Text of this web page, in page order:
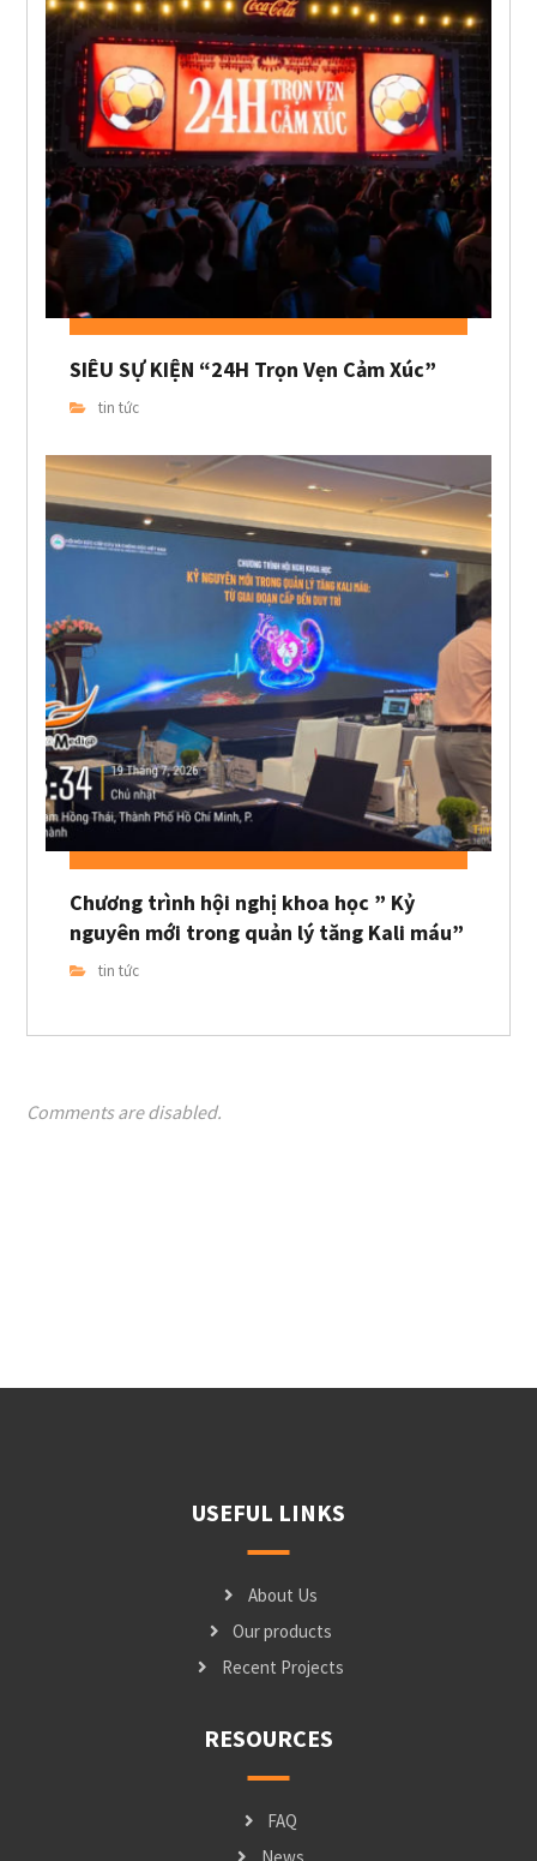
SIÊU SỰ KIỆN “24H Trọn Vẹn Cảm Xúc”
tin tức
Chương trình hội nghị khoa học ” Kỷ
nguyên mới trong quản lý tăng Kali máu”
tin tức
Comments are disabled.
USEFUL LINKS
About Us
Our products
Recent Projects
RESOURCES
FAQ
News